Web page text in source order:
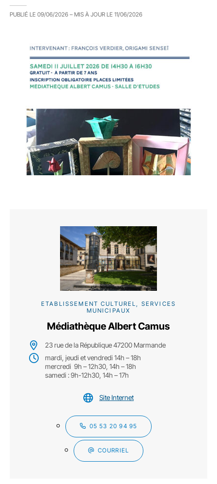
PUBLIÉ LE 09/06/2026 – MIS À JOUR LE 11/06/2026
ETABLISSEMENT CULTUREL, SERVICES
MUNICIPAUX
Médiathèque Albert Camus
23 rue de la République 47200 Marmande
mardi, jeudi et vendredi 14h – 18h
mercredi 9h – 12h30, 14h – 18h
samedi : 9h-12h30, 14h – 17h
Site Internet
05 53 20 94 95
COURRIEL